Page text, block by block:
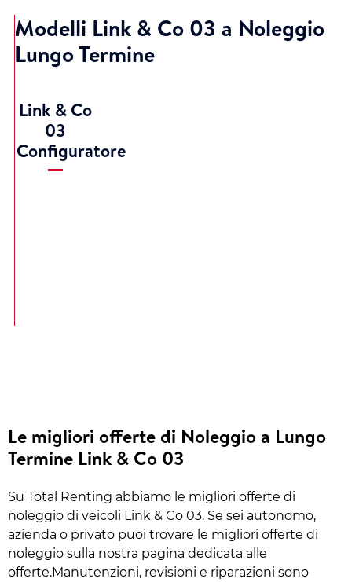
Modelli Link & Co 03 a Noleggio
Lungo Termine
Link & Co
03
Configuratore
Le migliori offerte di Noleggio a Lungo
Termine Link & Co 03
Su Total Renting abbiamo le migliori offerte di
noleggio di veicoli Link & Co 03. Se sei autonomo,
azienda o privato puoi trovare le migliori offerte di
noleggio sulla nostra pagina dedicata alle
offerte.Manutenzioni, revisioni e riparazioni sono